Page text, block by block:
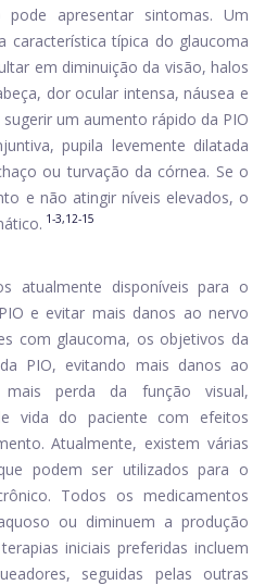
apresentar sintomas. Um
característica típica do glaucoma
em diminuição da visão, halos
dor ocular intensa, náusea e
um aumento rápido da PIO
pupila levemente dilatada
ou turvação da córnea. Se o
e não atingir níveis elevados, o
1-3,12-15
atualmente disponíveis para o
e evitar mais danos ao nervo
com glaucoma, os objetivos da
PIO, evitando mais danos ao
perda da função visual,
vida do paciente com efeitos
Atualmente, existem várias
podem ser utilizados para o
Todos os medicamentos
ou diminuem a produção
iniciais preferidas incluem
seguidas pelas outras